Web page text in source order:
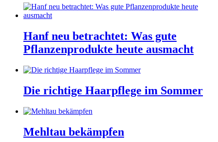
Hanf neu betrachtet: Was gute
Pflanzenprodukte heute ausmacht
Die richtige Haarpflege im Sommer
Mehltau bekämpfen